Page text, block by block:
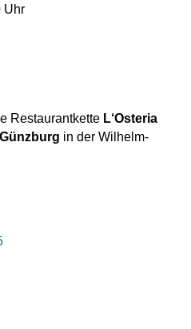
Uhr
Restaurantkette L‘Osteria
in der Wilhelm-